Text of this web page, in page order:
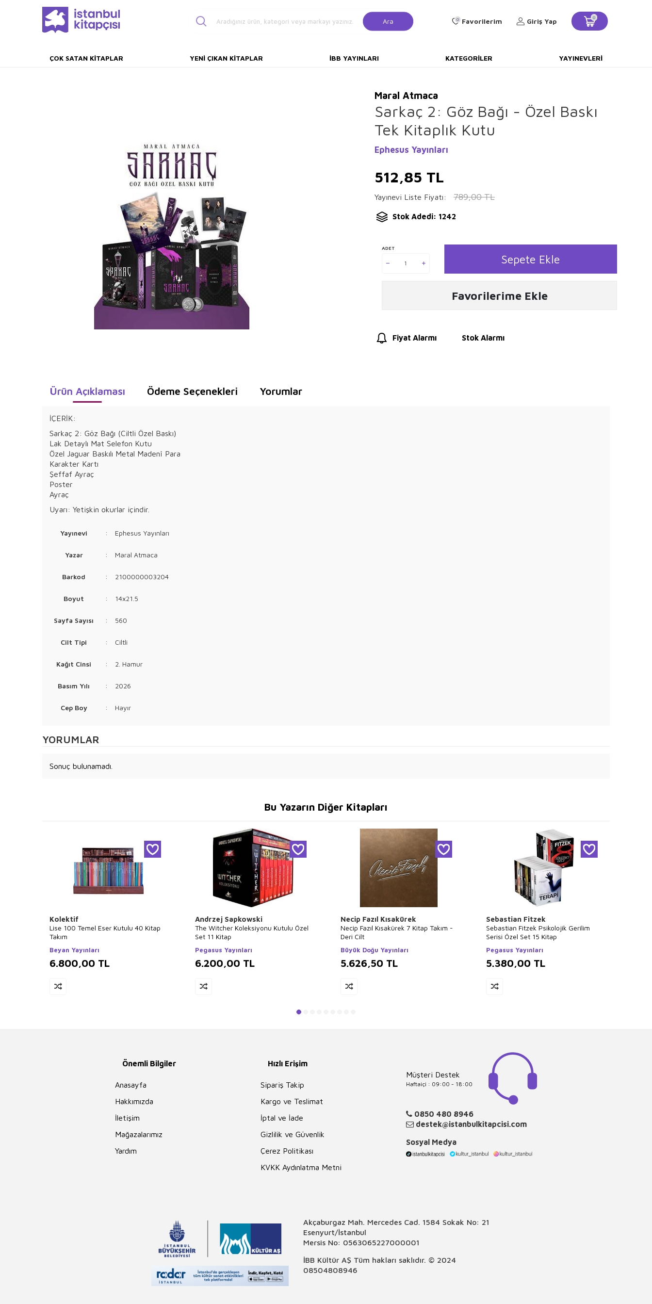
Ara 0 Favorilerim Giriş Yap 0
ÇOK SATAN KITAPLAR YENI ÇIKAN KITAPLAR İBB YAYINLARI KATEGORILER YAYINEVLERI
Maral Atmaca
Sarkaç 2: Göz Bağı - Özel Baskı
Tek Kitaplık Kutu
Ephesus Yayınları
512,85 TL
Yayınevi Liste Fiyatı: 789,00TL
Stok Adedi: 1242
ADET
Sepete Ekle
Favorilerime Ekle
Fiyat Alarmı Stok Alarmı
Ürün Açıklaması Ödeme Seçenekleri Yorumlar
İÇERİK:
Sarkaç 2: Göz Bağı (Ciltli Özel Baskı)
Lak Detaylı Mat Selefon Kutu
Özel Jaguar Baskılı Metal Madenî Para
Karakter Kartı
Şeffaf Ayraç
Poster
Ayraç
Uyarı: Yetişkin okurlar içindir.
Yayınevi : Ephesus Yayınları
Yazar : Maral Atmaca
Barkod : 2100000003204
Boyut : 14x21.5
Sayfa Sayısı : 560
Cilt Tipi : Ciltli
Kağıt Cinsi : 2. Hamur
Basım Yılı : 2026
Cep Boy : Hayır
YORUMLAR
Sonuç bulunamadı.
Bu Yazarın Diğer Kitapları
Kolektif
Lise 100 Temel Eser Kutulu 40 Kitap
Takım
Beyan Yayınları
6.800,00 TL
Andrzej Sapkowski
The Witcher Koleksiyonu Kutulu Özel
Set 11 Kitap
Pegasus Yayınları
6.200,00 TL
Necip Fazıl Kısakürek
Necip Fazıl Kısakürek 7 Kitap Takım -
Deri Cilt
Büyük Doğu Yayınları
5.626,50 TL
Sebastian Fitzek
Sebastian Fitzek Psikolojik Gerilim
Serisi Özel Set 15 Kitap
Pegasus Yayınları
5.380,00 TL
Önemli Bilgiler
Anasayfa
Hakkımızda
İletişim
Mağazalarımız
Yardım
Hızlı Erişim
Sipariş Takip
Kargo ve Teslimat
İptal ve İade
Gizlilik ve Güvenlik
Çerez Politikası
KVKK Aydınlatma Metni
Müşteri Destek
Haftaiçi : 09:00 - 18:00
0850 480 8946
destek@istanbulkitapcisi.com
Sosyal Medya
Akçaburgaz Mah. Mercedes Cad. 1584 Sokak No: 21
Esenyurt/İstanbul
Mersis No: 0563065227000001
İBB Kültür AŞ Tüm hakları saklıdır. © 2024
08504808946